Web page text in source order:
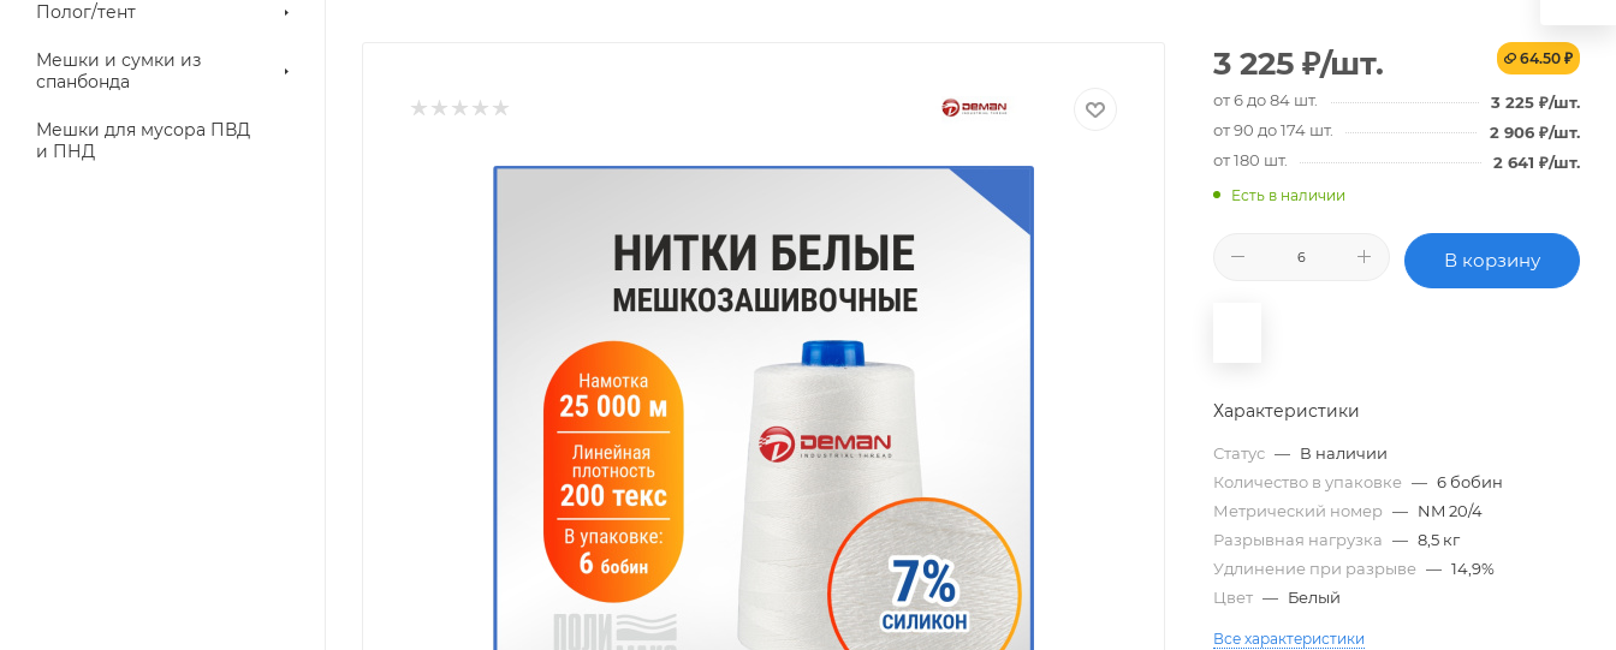
Полог/тент
Мешки и сумки из
спанбонда
Мешки для мусора ПВД
и ПНД
3 225 ₽/шт. 64.50 ₽
от 6 до 84 шт. 3 225 ₽/шт.
от 90 до 174 шт.
2 906 ₽/шт.
от 180 шт.
2 641 ₽/шт.
Есть в наличии
В корзину
Характеристики
Статус — В наличии
Количество в упаковке — 6 бобин
Метрический номер — NM 20/4
Разрывная нагрузка — 8,5 кг
Удлинение при разрыве — 14,9%
Цвет — Белый
Все характеристики